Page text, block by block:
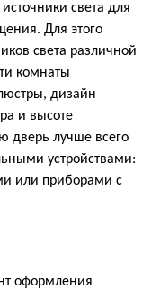
света для
Для этого
света различной
комнаты
дизайн
и высоте
дверь лучше всего
устройствами:
или приборами с
оформления